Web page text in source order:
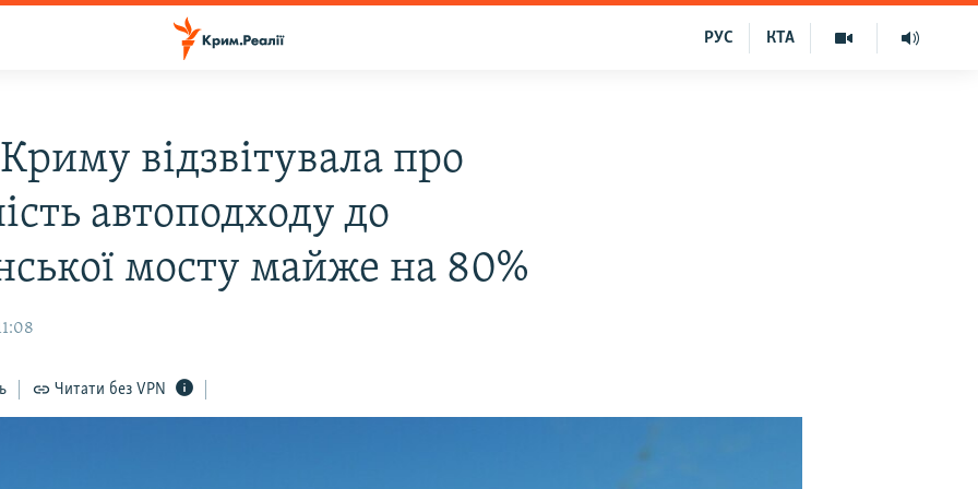
КТА
РУС
відзвітувала про
автоподходу до
мосту майже на 80%
Читати без VPN